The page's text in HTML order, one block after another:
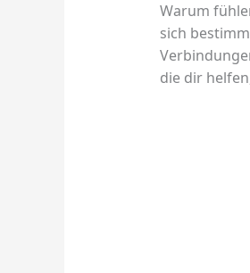
Warum
sich
die dir